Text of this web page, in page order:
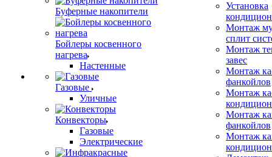
Буферные накопители
Бойлеры косвенного
нагрева
Настенные
Газовые
Уличные
Конвекторы
Газовые
Электрические
Установка
Монтаж
сплит
Монтаж
завес
Монтаж
фанкойлов
Монтаж
Монтаж
фанкойлов
Монтаж